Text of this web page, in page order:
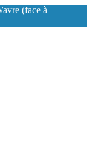
(face à